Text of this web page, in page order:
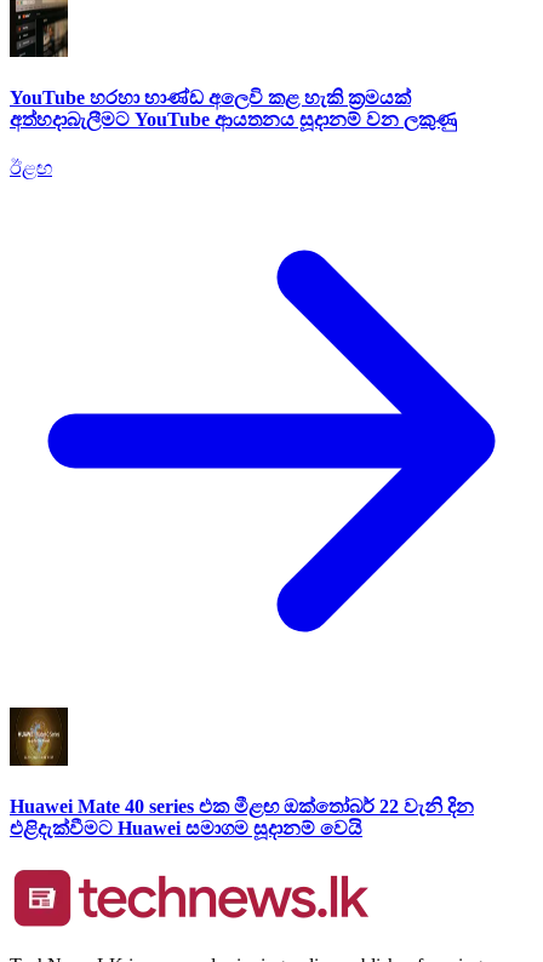
YouTube හරහා භාණ්ඩ අලෙවි කළ හැකි ක්‍රමයක්
අත්හදාබැලීමට YouTube ආයතනය සූදානම් වන ලකුණු
ඊළඟ
Huawei Mate 40 series එක මීළඟ ඔක්තෝබර් 22 වැනි දින
එළිදැක්වීමට Huawei සමාගම සූදානම් වෙයි